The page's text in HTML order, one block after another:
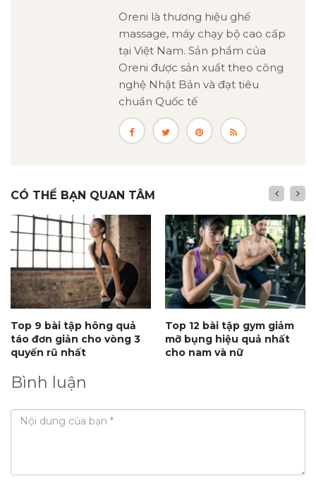
Oreni là thương hiệu ghế
massage, máy chạy bộ cao cấp
tại Việt Nam. Sản phẩm của
Oreni được sản xuất theo công
nghệ Nhật Bản và đạt tiêu
chuẩn Quốc tế
CÓ THỂ BẠN QUAN TÂM
Top 9 bài tập hông quả
táo đơn giản cho vòng 3
quyến rũ nhất
Top 12 bài tập gym giảm
mỡ bụng hiệu quả nhất
cho nam và nữ
Bình luận